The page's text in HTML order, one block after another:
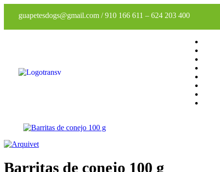
guapetesdogs@gmail.com /910 166 611 – 624 203 400
Barritas de conejo 100 g